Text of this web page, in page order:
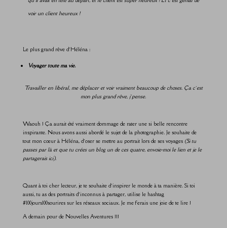
voir un client heureux !
Le plus grand rêve d’Héléna :
Voyager toute ma vie.
Travailler en libéral, me déplacer et voir vraiment beaucoup de choses.Ça c’est
mon plus grand rêve, j’pense.
Waouh ! Ça aurait été vraiment dommage de rater une si belle rencontre
inspirante. Nous avons aussi abordé le sujet de la photographie. Je souhaite de
tout mon cœur à Héléna, d’oser se mettre au portrait lors de ses voyages (Si tu
passes par là et que tu crées un blog un de ces quatre, envoie-moi le lien et je le
partagerais ici).
Quant à toi cher lecteur, je te souhaite d’inspirer le monde à ta manière. Si toi
aussi, tu as des portraits d’inconnus à partager, utilise le hashtag
#100jours100sourires sur les réseaux sociaux. Je me ferais une joie de te lire !
A demain pour de Nouvelles Aventures !!!